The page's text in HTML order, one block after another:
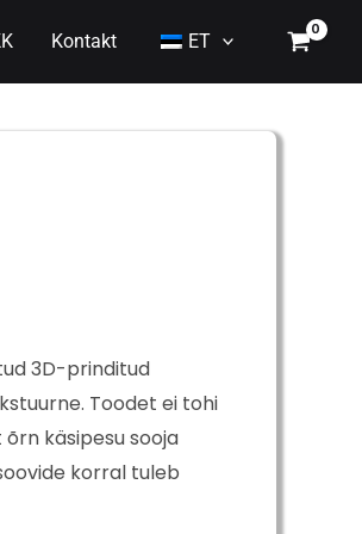
Kontakt ET
3D-prinditud
Toodet ei tohi
käsipesu sooja
korral tuleb